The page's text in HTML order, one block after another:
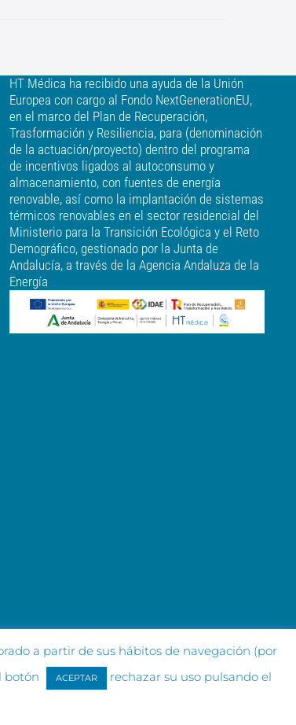
HT Médica ha recibido una ayuda de la Unión
Europea con cargo al Fondo NextGenerationEU,
en el marco del Plan de Recuperación,
Trasformación y Resiliencia, para (denominación
de la actuación/proyecto) dentro del programa
de incentivos ligados al autoconsumo y
almacenamiento, con fuentes de energía
renovable, así como la implantación de sistemas
térmicos renovables en el sector residencial del
Ministerio para la Transición Ecológica y el Reto
Demográfico, gestionado por la Junta de
Andalucía, a través de la Agencia Andaluza de la
Energía
a partir de sus hábitos de navegación (por
botón ACEPTAR rechazar su uso pulsando el